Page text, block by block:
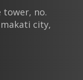
tower, no.
city,